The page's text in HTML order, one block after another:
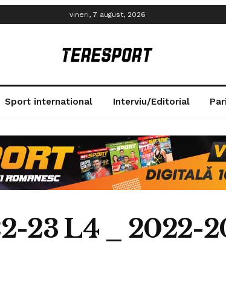
vineri, 7 august, 2026
Sport international Interviu/Editorial
23 L4 _ 2022-